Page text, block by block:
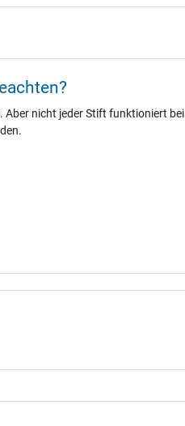
Aber nicht jeder Stift funktioniert bei